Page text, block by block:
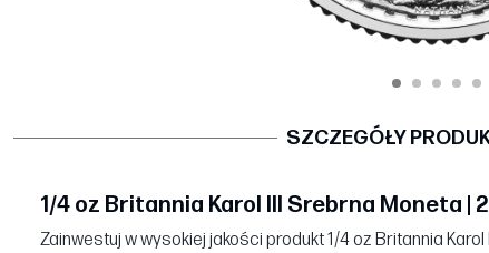
SZCZEGÓŁY
1/4 oz Britannia Karol III Srebrna Moneta |
Zainwestuj w wysokiej jakości produkt 1/4 oz Britannia